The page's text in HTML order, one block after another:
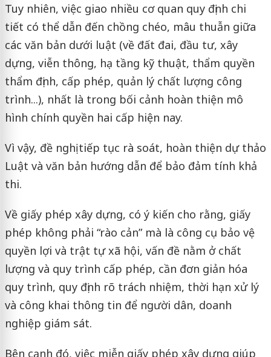
Tuy nhiên, việc giao nhiều cơ quan quy định chi
tiết có thể dẫn đến chồng chéo, mâu thuẫn giữa
các văn bản dưới luật (về đất đai, đầu tư, xây
dựng, viễn thông, hạ tầng kỹ thuật, thẩm quyền
thẩm định, cấp phép, quản lý chất lượng công
trình...), nhất là trong bối cảnh hoàn thiện mô
hình chính quyền hai cấp hiện nay.
Vì vậy, đề nghị tiếp tục rà soát, hoàn thiện dự thảo
Luật và văn bản hướng dẫn để bảo đảm tính khả
thi.
Về giấy phép xây dựng, có ý kiến cho rằng, giấy
phép không phải “rào cản” mà là công cụ bảo vệ
quyền lợi và trật tự xã hội, vấn đề nằm ở chất
lượng và quy trình cấp phép, cần đơn giản hóa
quy trình, quy định rõ trách nhiệm, thời hạn xử lý
và công khai thông tin để người dân, doanh
nghiệp giám sát.
Bên cạnh đó, việc miễn giấy phép xây dựng giúp